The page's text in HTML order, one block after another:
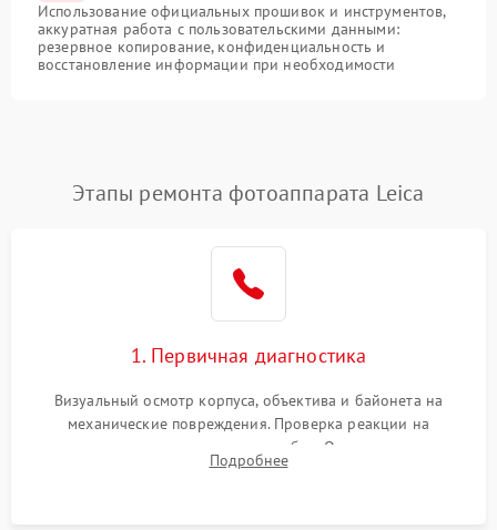
Использование официальных прошивок и инструментов,
аккуратная работа с пользовательскими данными:
резервное копирование, конфиденциальность и
восстановление информации при необходимости
Этапы ремонта фотоаппарата Leica
1. Первичная диагностика
Визуальный осмотр корпуса, объектива и байонета на
механические повреждения. Проверка реакции на
включение, считывание кодов ошибок. Оценка состояния
матрицы и затвора, проверка работы автофокуса и вспышки.
Подробнее